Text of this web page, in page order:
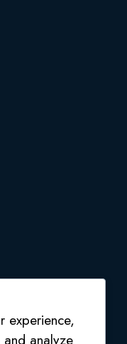
experience,
analyze